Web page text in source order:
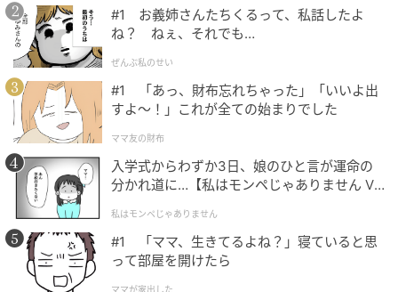
藤花
立派な梁や風情ある壁など、町家の特徴を生かしたナ
チュラルな雰囲気。
#1 お義姉さんたちくるって、私話したよ
ね？ ねぇ、それでも…
ぜんぶ私のせい
#1 「あっ、財布忘れちゃった」「いいよ出
すよ〜！」これが全ての始まりでした
ママ友の財布
入学式からわずか3日、娘のひと言が運命の
分かれ道に…【私はモンペじゃありません Vo
私はモンペじゃありません
#1 「ママ、生きてるよね？」寝ていると思
って部屋を開けたら
ママが家出した